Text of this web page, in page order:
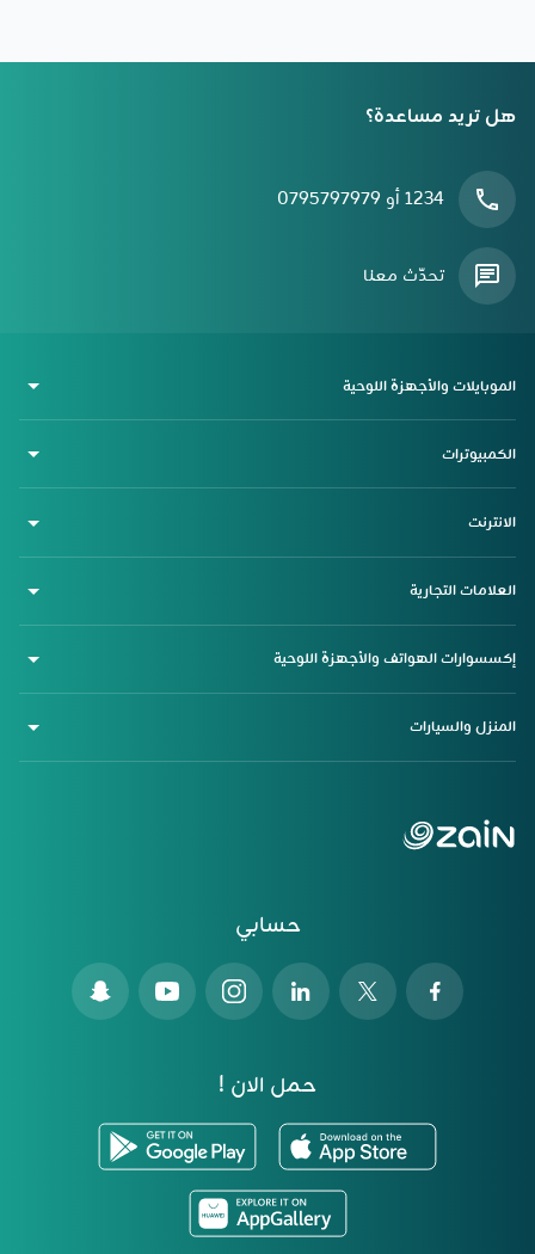
هل تريد مساعدة؟
1234 أو 0795797979
تحدّث معنا
حسابي
حمل الان !
الموبايلات والأجهزة اللوحية
الكمبيوترات
الانترنت
العلامات التجارية
إكسسوارات الهواتف والأجهزة اللوحية
المنزل والسيارات